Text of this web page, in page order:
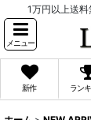
1万円以上送
メニュー
新作 ラン